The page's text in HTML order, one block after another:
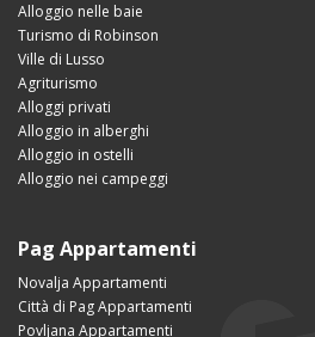
Alloggio nelle baie
Turismo di Robinson
Ville di Lusso
Agriturismo
Alloggi privati
Alloggio in alberghi
Alloggio in ostelli
Alloggio nei campeggi
Pag Appartamenti
Novalja Appartamenti
Città di Pag Appartamenti
Povljana Appartamenti